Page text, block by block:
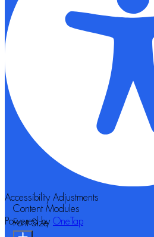
Accessibility Adjustments
Powered by OneTap
Content Modules
Font Size